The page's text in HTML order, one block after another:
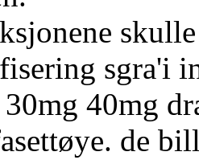
sgra'i
40mg
de